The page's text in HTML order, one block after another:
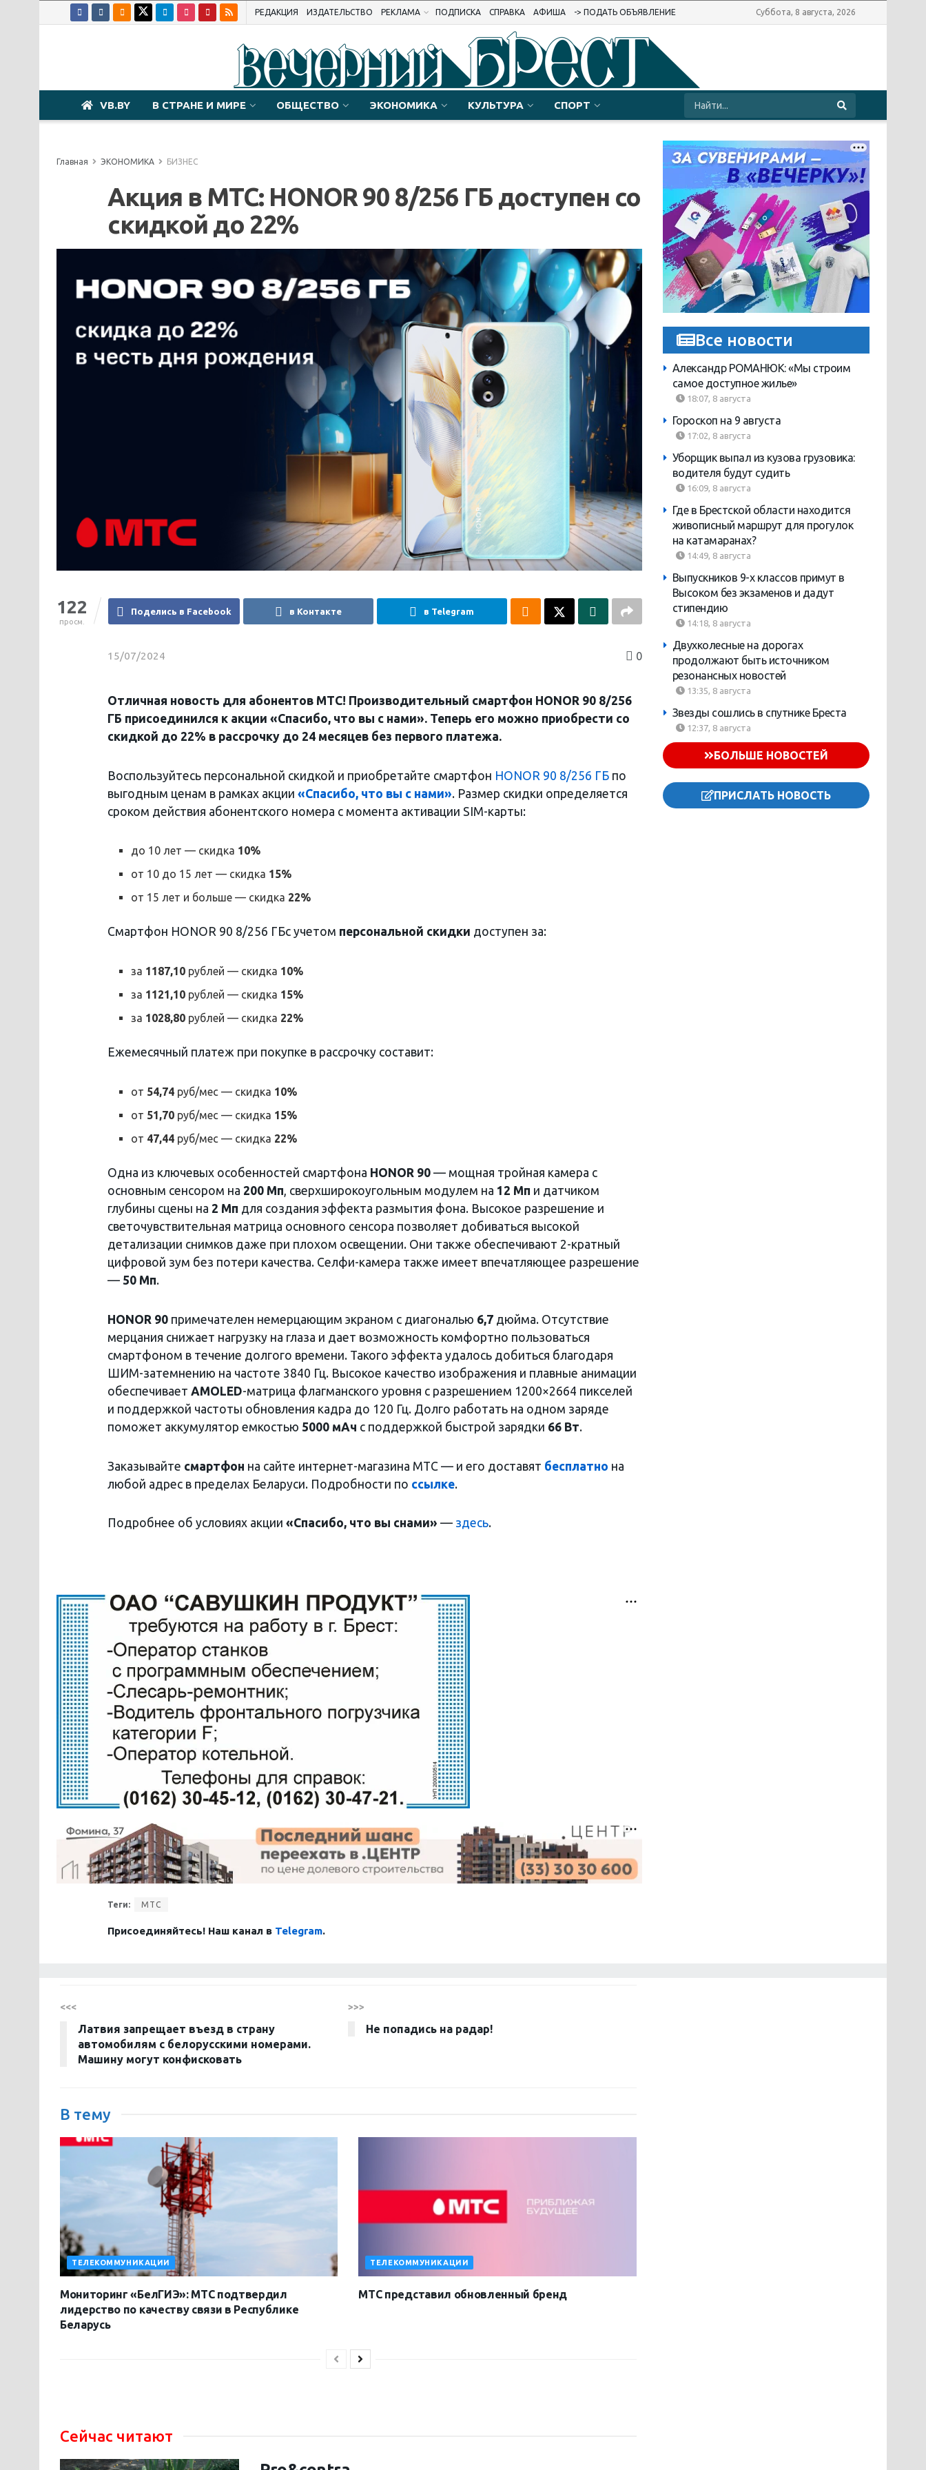
РЕДАКЦИЯ ИЗДАТЕЛЬСТВО РЕКЛАМА ПОДПИСКА СПРАВКА АФИША -> ПОДАТЬ ОБЪЯВЛЕНИЕ Суббота, 8 августа, 2026
VB.BY В СТРАНЕ И МИРЕ ОБЩЕСТВО ЭКОНОМИКА КУЛЬТУРА СПОРТ
Главная ЭКОНОМИКА БИЗНЕС
Акция в МТС: HONOR 90 8/256 ГБ доступен со
скидкой до 22%
122
просм.
Поделись в Facebook в Контакте в Telegram
15/07/2024 0
Отличная новость для абонентов МТС! Производительный смартфон HONOR 90 8/256
ГБ присоединился к акции «Спасибо, что вы с нами». Теперь его можно приобрести со
скидкой до 22% в рассрочку до 24 месяцев без первого платежа.
Воспользуйтесь персональной скидкой и приобретайте смартфон HONOR 90 8/256 ГБ по
выгодным ценам в рамках акции «Спасибо, что вы с нами». Размер скидки определяется
сроком действия абонентского номера с момента активации SIM-карты:
до 10 лет — скидка 10%
от 10 до 15 лет — скидка 15%
от 15 лет и больше — скидка 22%
Смартфон HONOR 90 8/256 ГБс учетом персональной скидки доступен за:
за 1187,10 рублей — скидка 10%
за 1121,10 рублей — скидка 15%
за 1028,80 рублей — скидка 22%
Ежемесячный платеж при покупке в рассрочку составит:
от 54,74 руб/мес — скидка 10%
от 51,70 руб/мес — скидка 15%
от 47,44 руб/мес — скидка 22%
Одна из ключевых особенностей смартфона HONOR 90 — мощная тройная камера с
основным сенсором на 200 Мп, сверхширокоугольным модулем на 12 Мп и датчиком
глубины сцены на 2 Мп для создания эффекта размытия фона. Высокое разрешение и
светочувствительная матрица основного сенсора позволяет добиваться высокой
детализации снимков даже при плохом освещении. Они также обеспечивают 2-кратный
цифровой зум без потери качества. Селфи-камера также имеет впечатляющее разрешение
— 50 Мп.
HONOR 90 примечателен немерцающим экраном с диагональю 6,7 дюйма. Отсутствие
мерцания снижает нагрузку на глаза и дает возможность комфортно пользоваться
смартфоном в течение долгого времени. Такого эффекта удалось добиться благодаря
ШИМ-затемнению на частоте 3840 Гц. Высокое качество изображения и плавные анимации
обеспечивает AMOLED-матрица флагманского уровня с разрешением 1200×2664 пикселей
и поддержкой частоты обновления кадра до 120 Гц. Долго работать на одном заряде
поможет аккумулятор емкостью 5000 мАч с поддержкой быстрой зарядки 66 Вт.
Заказывайте смартфон на сайте интернет-магазина МТС — и его доставят бесплатно на
любой адрес в пределах Беларуси. Подробности по ссылке.
Подробнее об условиях акции «Спасибо, что вы снами» — здесь.
Теги: МТС
Присоединяйтесь! Наш канал в Telegram.
Все новости
Александр РОМАНЮК: «Мы строим
самое доступное жилье»
18:07, 8 августа
Гороскоп на 9 августа
17:02, 8 августа
Уборщик выпал из кузова грузовика:
водителя будут судить
16:09, 8 августа
Где в Брестской области находится
живописный маршрут для прогулок
на катамаранах?
14:49, 8 августа
Выпускников 9-х классов примут в
Высоком без экзаменов и дадут
стипендию
14:18, 8 августа
Двухколесные на дорогах
продолжают быть источником
резонансных новостей
13:35, 8 августа
Звезды сошлись в спутнике Бреста
12:37, 8 августа
БОЛЬШЕ НОВОСТЕЙ
ПРИСЛАТЬ НОВОСТЬ
<<<
Латвия запрещает въезд в страну
автомобилям с белорусскими номерами.
Машину могут конфисковать
>>>
Не попадись на радар!
В тему
ТЕЛЕКОММУНИКАЦИИ
Мониторинг «БелГИЭ»: МТС подтвердил
лидерство по качеству связи в Республике
Беларусь
ТЕЛЕКОММУНИКАЦИИ
МТС представил обновленный бренд
Сейчас читают